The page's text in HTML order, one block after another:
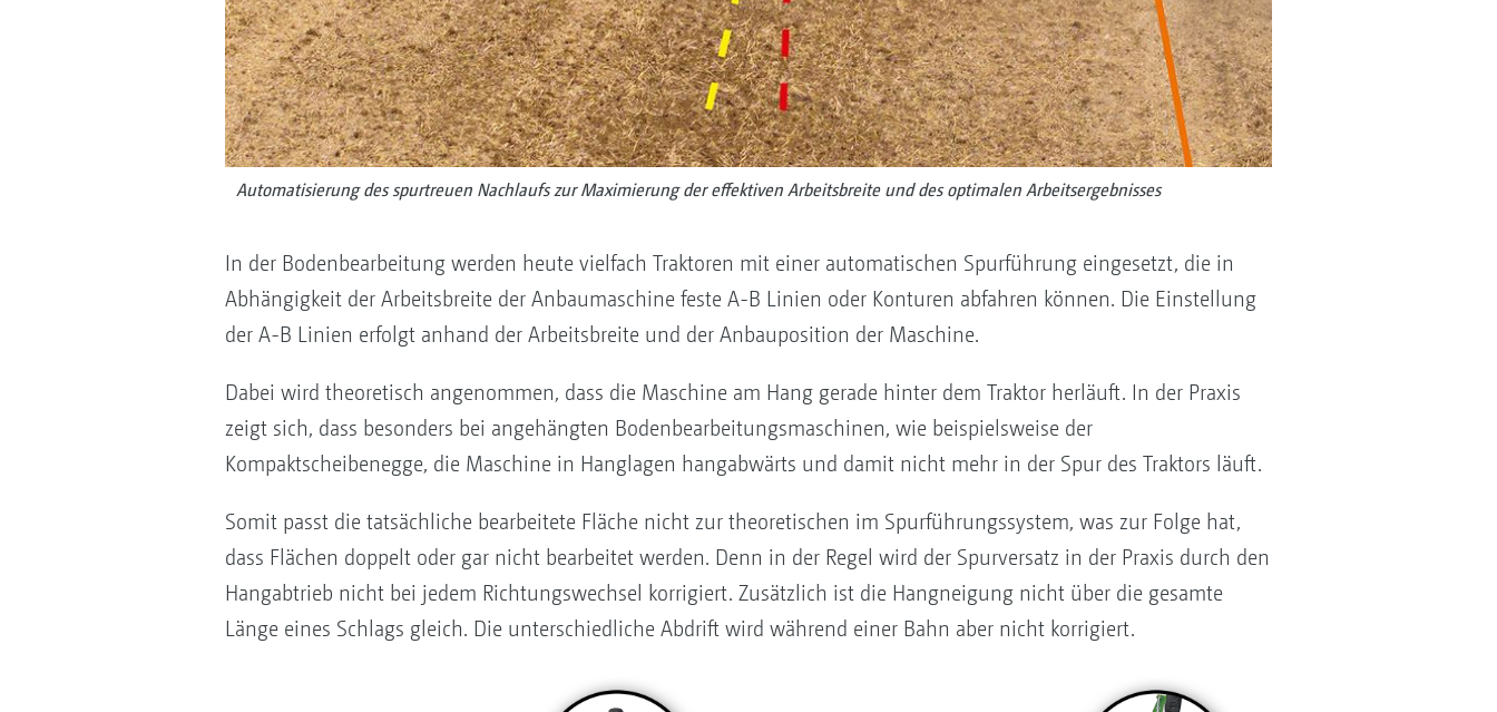
Automatisierung des spurtreuen Nachlaufs zur Maximierung der effektiven Arbeitsbreite und des optimalen Arbeitsergebnisses
In der Bodenbearbeitung werden heute vielfach Traktoren mit einer automatischen Spurführung eingesetzt, die in
Abhängigkeit der Arbeitsbreite der Anbaumaschine feste A-B Linien oder Konturen abfahren können. Die Einstellung
der A-B Linien erfolgt anhand der Arbeitsbreite und der Anbauposition der Maschine.
Dabei wird theoretisch angenommen, dass die Maschine am Hang gerade hinter dem Traktor herläuft. In der Praxis
zeigt sich, dass besonders bei angehängten Bodenbearbeitungsmaschinen, wie beispielsweise der
Kompaktscheibenegge, die Maschine in Hanglagen hangabwärts und damit nicht mehr in der Spur des Traktors läuft.
Somit passt die tatsächliche bearbeitete Fläche nicht zur theoretischen im Spurführungssystem, was zur Folge hat,
dass Flächen doppelt oder gar nicht bearbeitet werden. Denn in der Regel wird der Spurversatz in der Praxis durch den
Hangabtrieb nicht bei jedem Richtungswechsel korrigiert. Zusätzlich ist die Hangneigung nicht über die gesamte
Länge eines Schlags gleich. Die unterschiedliche Abdrift wird während einer Bahn aber nicht korrigiert.